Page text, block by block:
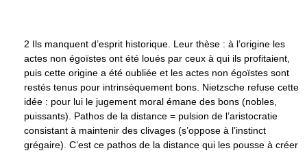
2 Ils manquent d’esprit historique. Leur thèse : à l’origine les
actes non égoïstes ont été loués par ceux à qui ils profitaient,
puis cette origine a été oubliée et les actes non égoïstes sont
restés tenus pour intrinsèquement bons. Nietzsche refuse cette
idée : pour lui le jugement moral émane des bons (nobles,
puissants). Pathos de la distance = pulsion de l’aristocratie
consistant à maintenir des clivages (s’oppose à l’instinct
grégaire). C’est ce pathos de la distance qui les pousse à créer